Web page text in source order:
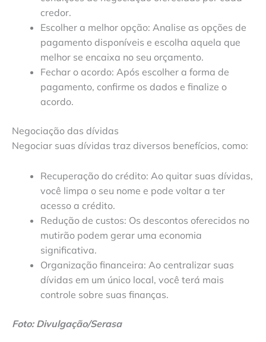
credor.
Escolher a melhor opção: Analise as opções de
pagamento disponíveis e escolha aquela que
melhor se encaixa no seu orçamento.
Fechar o acordo: Após escolher a forma de
pagamento, confirme os dados e finalize o
acordo.
Negociação das dívidas
Negociar suas dívidas traz diversos benefícios, como:
Recuperação do crédito: Ao quitar suas dívidas,
você limpa o seu nome e pode voltar a ter
acesso a crédito.
Redução de custos: Os descontos oferecidos no
mutirão podem gerar uma economia
significativa.
Organização financeira: Ao centralizar suas
dívidas em um único local, você terá mais
controle sobre suas finanças.
Foto: Divulgação/Serasa